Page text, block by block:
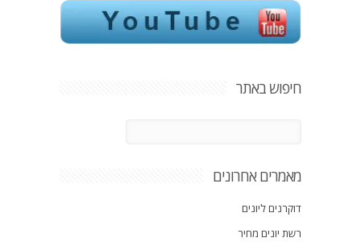
חיפוש באתר
מאמרים אחרונים
דוקרנים ליונים
רשת יונים מחיר